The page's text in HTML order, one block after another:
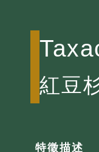
紅豆
特徵描述